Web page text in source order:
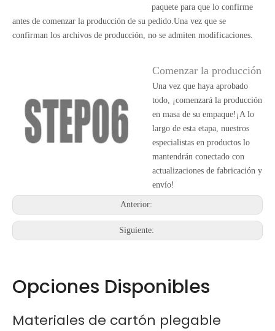
paquete para que lo confirme
antes de comenzar la producción de su pedido.Una vez que se
confirman los archivos de producción, no se admiten modificaciones.
Comenzar la producción
Una vez que haya aprobado
todo, ¡comenzará la producción
en masa de su empaque!¡A lo
largo de esta etapa, nuestros
especialistas en productos lo
mantendrán conectado con
actualizaciones de fabricación y
envío!
Anterior:
Siguiente:
Opciones Disponibles
Materiales de cartón plegable